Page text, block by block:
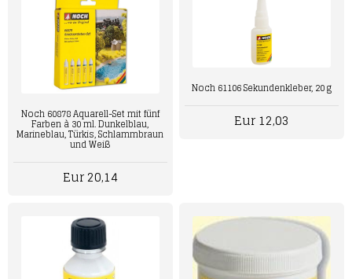
Noch 60878 Aquarell-Set mit fünf
Farben à 30 ml. Dunkelblau,
Marineblau, Türkis, Schlammbraun
und Weiß
Eur 20,14
Noch 61106 Sekundenkleber, 20 g
Eur 12,03